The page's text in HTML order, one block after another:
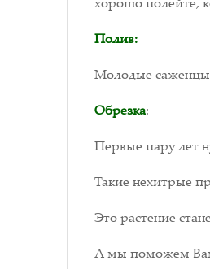
Полив:
Молодые саженцы
Обрезка:
Первые пару лет
Такие нехитрые
Это растение
А мы поможем Вам